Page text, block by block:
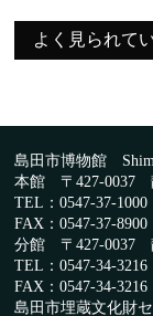
よく見られて
島田市博物館
本館 〒427-0037
TEL：0547-37-
FAX：0547-37-8900
分館 〒427-0037
TEL：0547-34-
FAX：0547-34-3216
島田市埋蔵文化財